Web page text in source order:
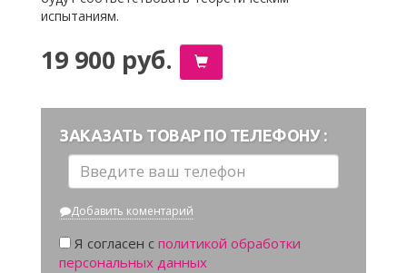
испытаниям.
19 900 руб.
ЗАКАЗАТЬ ТОВАР ПО ТЕЛЕФОНУ :
Добавить коментарий
Я согласен с политикой обработки
персональных данных